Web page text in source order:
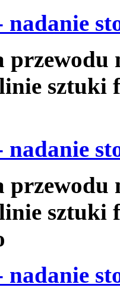
nadanie
przewodu
sztuki
nadanie
przewodu
sztuki
nadanie